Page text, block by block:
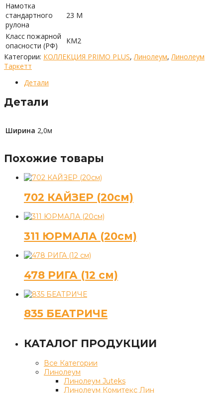
Намотка
стандартного
рулона
23 М
Класс пожарной
опасности (РФ)
КМ2
Категории: КОЛЛЕКЦИЯ PRIMO PLUS, Линолеум, Линолеум
Таркетт
Детали
Детали
Ширина 2,0м
Похожие товары
702 КАЙЗЕР (20см)
311 ЮРМАЛА (20см)
478 РИГА (12 см)
835 БЕАТРИЧЕ
КАТАЛОГ ПРОДУКЦИИ
Все Категории
Линолеум
Линолеум Juteks
Линолеум Комитекс Лин